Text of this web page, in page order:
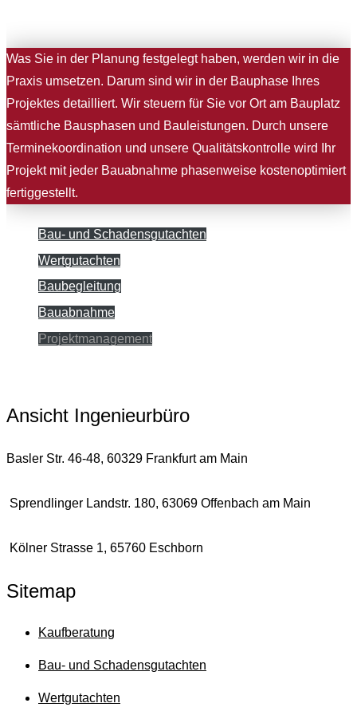
Was Sie in der Planung festgelegt haben, werden wir in die
Praxis umsetzen. Darum sind wir in der Bauphase Ihres
Projektes detailliert. Wir steuern für Sie vor Ort am Bauplatz
sämtliche Bausphasen und Bauleistungen. Durch unsere
Terminekoordination und unsere Qualitätskontrolle wird Ihr
Projekt mit jeder Bauabnahme phasenweise kostenoptimiert
fertiggestellt.
Bau- und Schadensgutachten
Wertgutachten
Baubegleitung
Bauabnahme
Projektmanagement
Ansicht Ingenieurbüro
Basler Str. 46-48, 60329 Frankfurt am Main
Sprendlinger Landstr. 180, 63069 Offenbach am Main
Kölner Strasse 1, 65760 Eschborn
Sitemap
Kaufberatung
Bau- und Schadensgutachten
Wertgutachten